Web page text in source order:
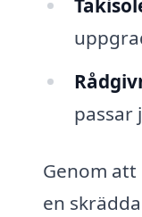
passar
Genom
en